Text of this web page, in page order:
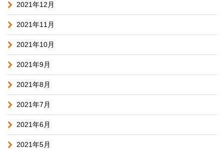
2021年12月
2021年11月
2021年10月
2021年9月
2021年8月
2021年7月
2021年6月
2021年5月